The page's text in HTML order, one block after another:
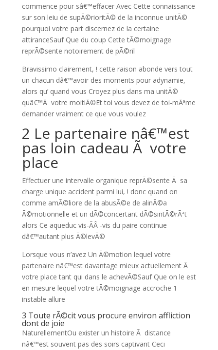
commence pour sâ€™effacer Avec Cette connaissance
sur son leiu de supÃ©rioritÃ© de la inconnue unitÃ©
pourquoi votre part discernez de la certaine
attiranceSauf Que du coup Cette tÃ©moignage
reprÃ©sente notoirement de pÃ©ril
Bravissimo clairement, ! cette raison abonde vers tout
un chacun dâ€™avoir des moments pour adynamie,
alors qu’ quand vous Croyez plus dans ma unitÃ©
quâ€™Ã votre moitiÃ©Et toi vous devez de toi-mÃªme
demander vraiment ce que vous voulez
2 Le partenaire nâ€™est
pas loin cadeau Ã votre
place
Effectuer une intervalle organique reprÃ©sente Ã sa
charge unique accident parmi lui, ! donc quand on
comme amÃ©liore de la abusÃ©e de alinÃ©a
Ã©motionnelle et un dÃ©concertant dÃ©sintÃ©rÃªt
alors Ce aqueduc vis-Ã­Â -vis du paire continue
dâ€™autant plus Ã©levÃ©
Lorsque vous n’avez Un Ã©motion lequel votre
partenaire nâ€™est davantage mieux actuellement Ã
votre place tant qui dans le achevÃ©Sauf Que on le est
en mesure lequel votre tÃ©moignage accroche 1
instable allure
3 Toute rÃ©cit vous procure environ affliction
dont de joie
NaturellementOu exister un histoire Ã distance
nâ€™est souvent pas des soirs captivant Ceci